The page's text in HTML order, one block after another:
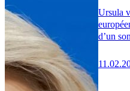
Ursula
d’un